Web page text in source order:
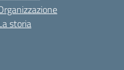
storia